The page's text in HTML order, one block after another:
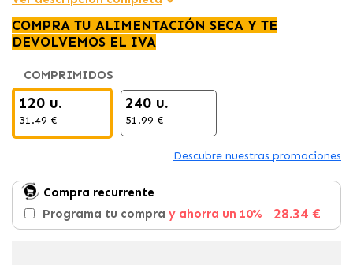
biodisponibilidad.
Fácil de administrar, ideal para perros y gatos de
todas las edades.
COMPRA TU ALIMENTACIÓN SECA Y TE
DEVOLVEMOS EL IVA
COMPRIMIDOS
120 u.
31.49 €
240 u.
51.99 €
Descubre nuestras promociones
Compra recurrente
Programa tu compra y ahorra un 10% 28.34 €